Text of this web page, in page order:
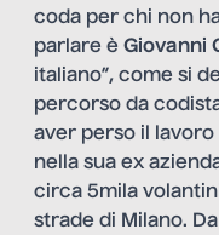
coda per chi non
parlare è Giovanni
italiano”, come si
percorso da
aver perso il
nella sua ex
circa 5mila
strade di Milano.